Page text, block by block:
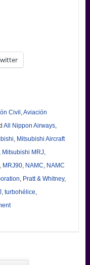
Civil Aviación
All Nippon Airways,
Mitsubishi Aircraft
Mitsubishi MRJ,
MRJ90, NAMC NAMC
Pratt & Whitney,
, turbohélice